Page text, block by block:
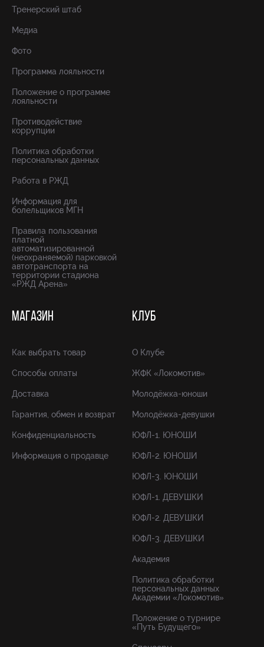
Тренерский штаб
Медиа
Фото
Программа лояльности
Положение о программе
лояльности
Противодействие
коррупции
Политика обработки
персональных данных
Работа в РЖД
Информация для
болельщиков МГН
Правила пользования
платной
автоматизированной
(неохраняемой) парковкой
автотранспорта на
территории стадиона
«РЖД Арена»
МАГАЗИН
Как выбрать товар
Способы оплаты
Доставка
Гарантия, обмен и возврат
Конфиденциальность
Информация о продавце
КЛУБ
О Клубе
ЖФК «Локомотив»
Молодёжка-юноши
Молодёжка-девушки
ЮФЛ-1. ЮНОШИ
ЮФЛ-2. ЮНОШИ
ЮФЛ-3. ЮНОШИ
ЮФЛ-1. ДЕВУШКИ
ЮФЛ-2. ДЕВУШКИ
ЮФЛ-3. ДЕВУШКИ
Академия
Политика обработки
персональных данных
Академии «Локомотив»
Положение о турнире
«Путь Будущего»